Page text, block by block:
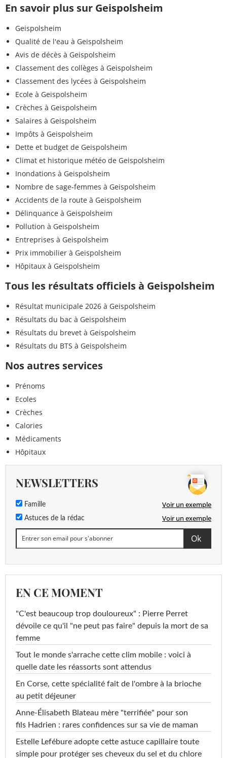
En savoir plus sur Geispolsheim
Geispolsheim
Qualité de l'eau à Geispolsheim
Avis de décès à Geispolsheim
Classement des collèges à Geispolsheim
Classement des lycées à Geispolsheim
Ecole à Geispolsheim
Crèches à Geispolsheim
Salaires à Geispolsheim
Impôts à Geispolsheim
Dette et budget de Geispolsheim
Climat et historique météo de Geispolsheim
Inondations à Geispolsheim
Nombre de sage-femmes à Geispolsheim
Accidents de la route à Geispolsheim
Délinquance à Geispolsheim
Pollution à Geispolsheim
Entreprises à Geispolsheim
Prix immobilier à Geispolsheim
Hôpitaux à Geispolsheim
Tous les résultats officiels à Geispolsheim
Résultat municipale 2026 à Geispolsheim
Résultats du bac à Geispolsheim
Résultats du brevet à Geispolsheim
Résultats du BTS à Geispolsheim
Nos autres services
Prénoms
Ecoles
Crèches
Calories
Médicaments
Hôpitaux
NEWSLETTERS
Famille Voir un exemple
Astuces de la rédac Voir un exemple
EN CE MOMENT
"C'est beaucoup trop douloureux" : Pierre Perret
dévoile ce qu'il "ne peut pas faire" depuis la mort de sa
femme
Tout le monde s'arrache cette clim mobile : voici à
quelle date les réassorts sont attendus
En Corse, cette spécialité fait de l'ombre à la brioche
au petit déjeuner
Anne-Élisabeth Blateau mère "terrifiée" pour son
fils Hadrien : rares confidences sur sa vie de maman
Estelle Lefébure adopte cette astuce capillaire toute
simple pour protéger ses cheveux du sel et du chlore